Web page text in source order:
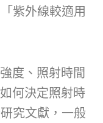
紫外線較適用
度、照射時間
何決定照射時
究文獻，一般